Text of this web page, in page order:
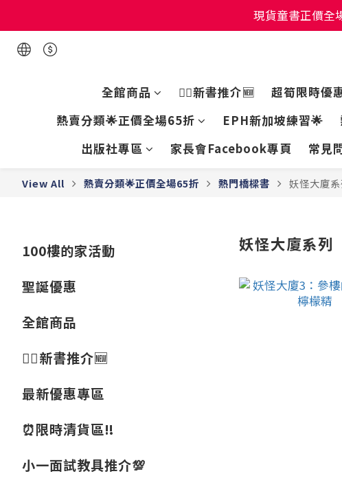
現貨童書正價全
現貨童書正價全
現貨童書正價
全館商品
👍🏻新書推介🆕 超筍限時優
熱賣分類🌟正價全場65折
EPH新加坡練習🌟
出版社專區
家長會Facebook專頁 常見
View All 熱賣分類🌟正價全場65折 熱門橋樑書 妖怪大廈系
100樓的家活動
聖誕優惠
全館商品
👍🏻新書推介🆕
最新優惠專區
⏰限時清貨區‼️
小一面試教具推介💯
妖怪大廈系列